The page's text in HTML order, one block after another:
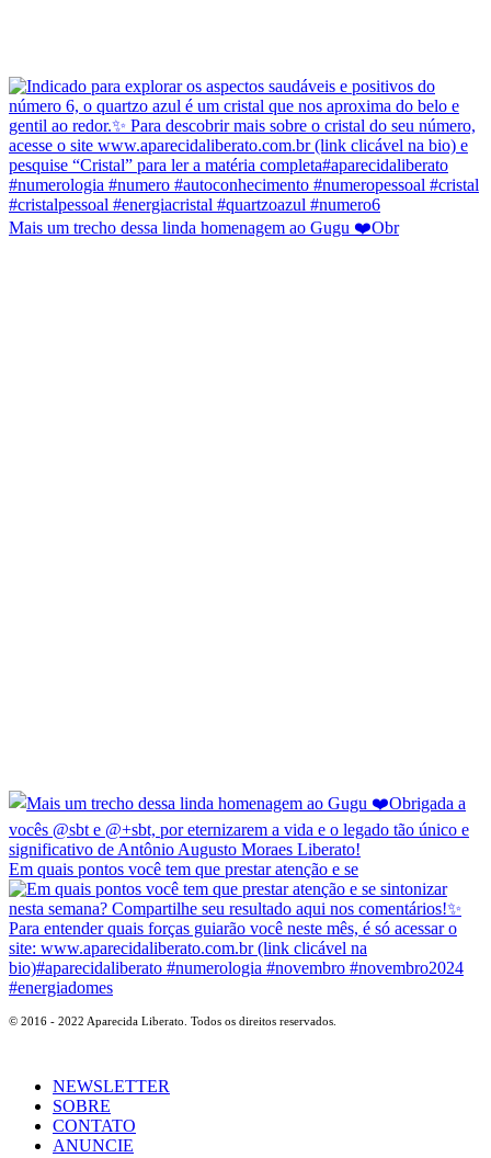
Mais um trecho dessa linda homenagem ao Gugu ❤️Obr
Em quais pontos você tem que prestar atenção e se
© 2016 - 2022 Aparecida Liberato. Todos os direitos reservados.
NEWSLETTER
SOBRE
CONTATO
ANUNCIE